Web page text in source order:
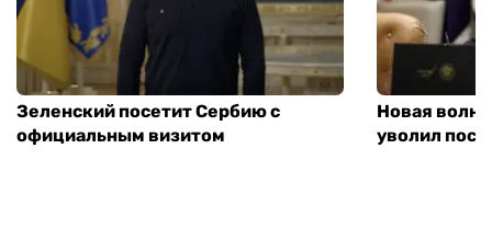
Зеленский посетит Сербию с
официальным визитом
Новая
уволил